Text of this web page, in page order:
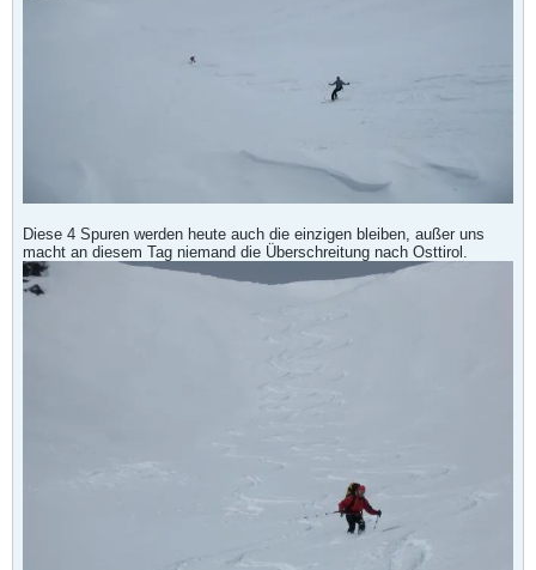
Diese 4 Spuren werden heute auch die einzigen bleiben, außer uns
macht an diesem Tag niemand die Überschreitung nach Osttirol.